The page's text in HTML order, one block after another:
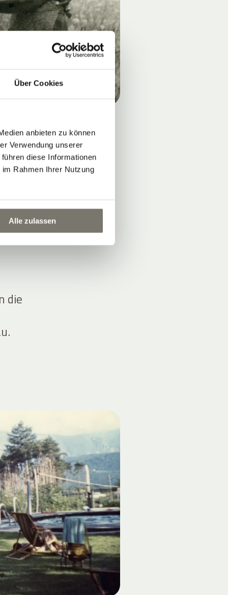
Über Cookies
anbieten zu können
Verwendung unserer
diese Informationen
Rahmen Ihrer Nutzung
Alle zulassen
die